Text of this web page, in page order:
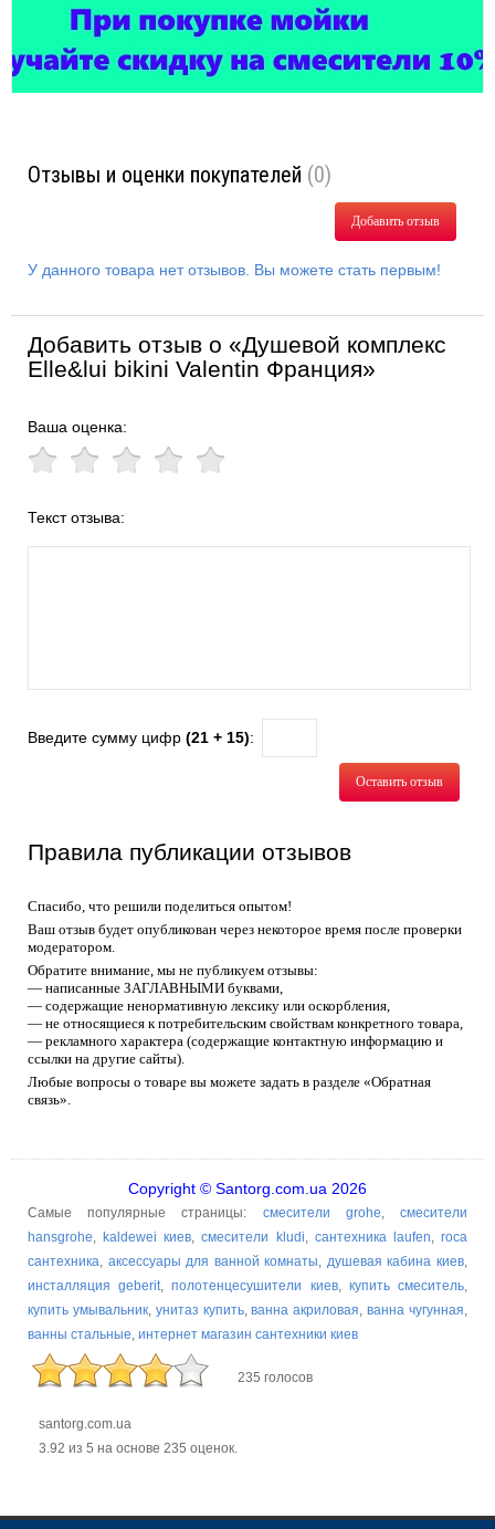
Отзывы и оценки покупателей (0)
Добавить отзыв
У данного товара нет отзывов. Вы можете стать первым!
Добавить отзыв о «Душевой комплекс
Elle&lui bikini Valentin Франция»
Ваша оценка:
Текст отзыва:
Введите сумму цифр (21 + 15):
Оставить отзыв
Правила публикации отзывов
Спасибо, что решили поделиться опытом!
Ваш отзыв будет опубликован через некоторое время после проверки
модератором.
Обратите внимание, мы не публикуем отзывы:
— написанные ЗАГЛАВНЫМИ буквами,
— содержащие ненормативную лексику или оскорбления,
— не относящиеся к потребительским свойствам конкретного товара,
— рекламного характера (содержащие контактную информацию и
ссылки на другие сайты).
Любые вопросы о товаре вы можете задать в разделе «Обратная
связь».
Copyright © Santorg.com.ua 2026
Самые популярные страницы: смесители grohe,смесители
hansgrohe, kaldewei киев,смесители kludi, сантехника laufen,roca
сантехника, аксессуары для ванной комнаты, душевая кабина киев,
инсталляция geberit,полотенцесушители киев, купить смеситель,
купить умывальник, унитаз купить,ванна акриловая,ванна чугунная,
ванны стальные, интернет магазин сантехники киев
235 голосов
santorg.com.ua
3.92 из 5 на основе 235 оценок.